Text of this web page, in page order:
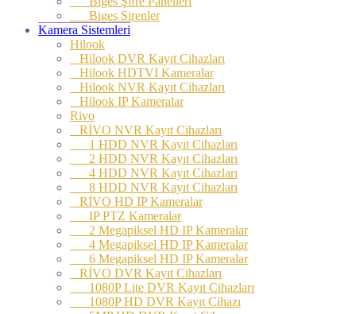
Biges Sirenler
Kamera Sistemleri
Hilook
Hilook DVR Kayıt Cihazları
Hilook HDTVI Kameralar
Hilook NVR Kayıt Cihazları
Hilook IP Kameralar
Rivo
RİVO NVR Kayıt Cihazları
1 HDD NVR Kayıt Cihazları
2 HDD NVR Kayıt Cihazları
4 HDD NVR Kayıt Cihazları
8 HDD NVR Kayıt Cihazları
RİVO HD IP Kameralar
IP PTZ Kameralar
2 Megapiksel HD IP Kameralar
4 Megapiksel HD IP Kameralar
6 Megapiksel HD IP Kameralar
RİVO DVR Kayıt Cihazları
1080P Lite DVR Kayıt Cihazları
1080P HD DVR Kayıt Cihazı